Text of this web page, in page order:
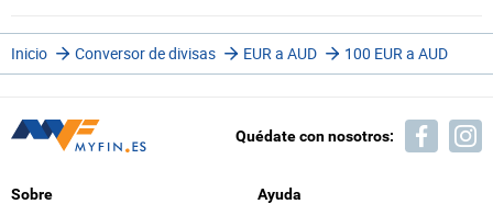
Inicio Conversor de divisas EUR a AUD 100 EUR a AUD
Quédate con nosotros:
Sobre Ayuda